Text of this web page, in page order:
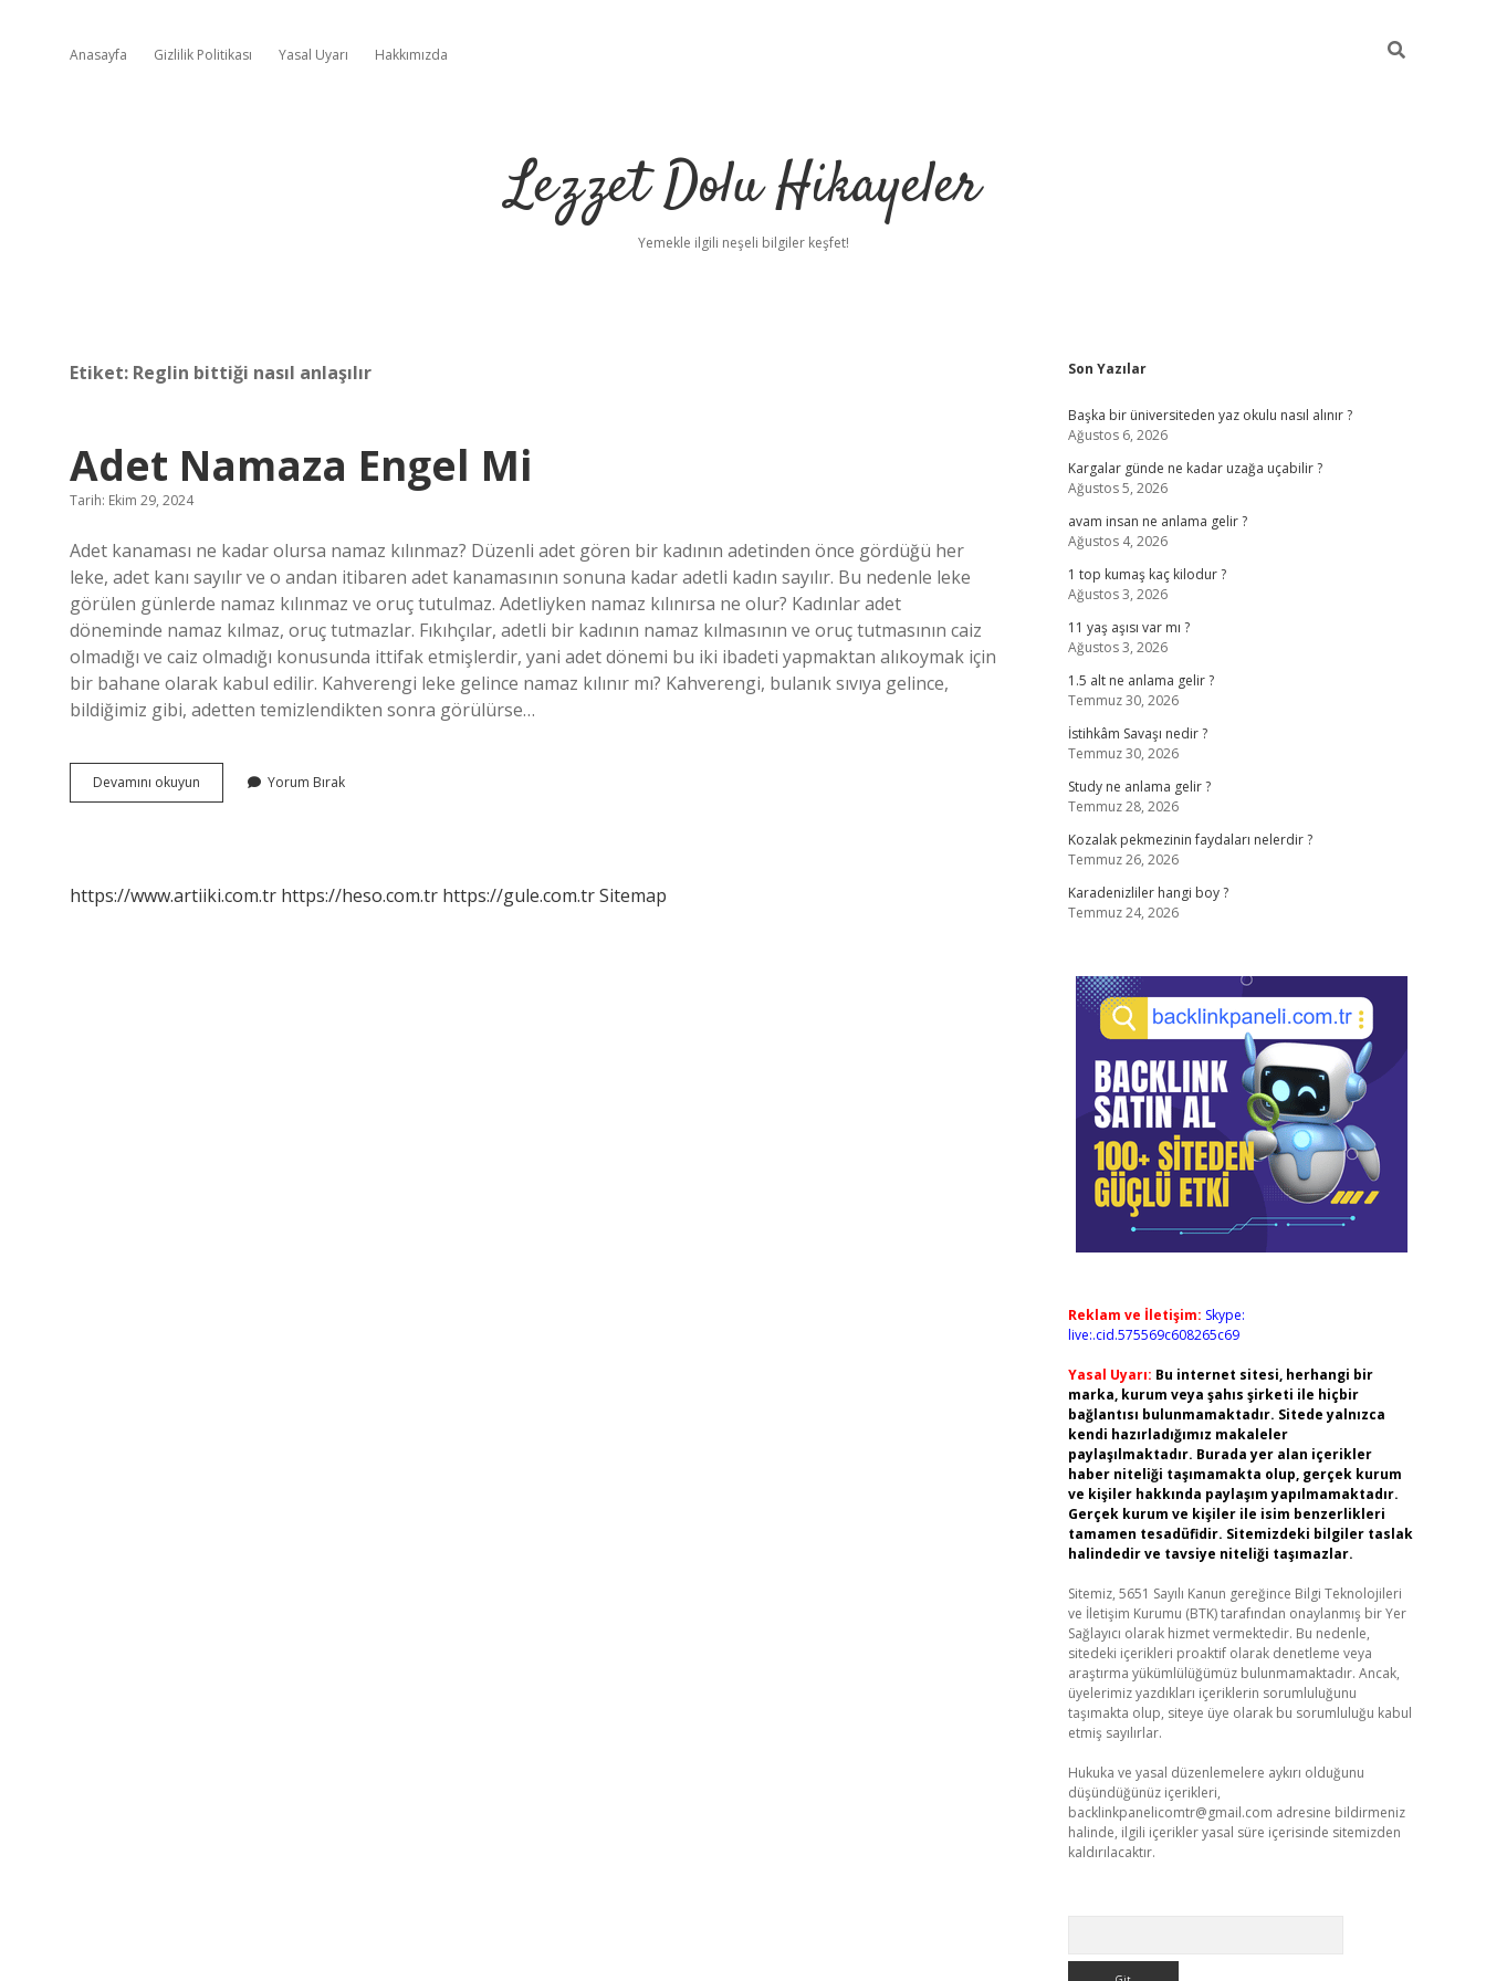
Anasayfa Gizlilik Politikası Yasal Uyarı Hakkımızda
Lezzet Dolu Hikayeler
Yemekle ilgili neşeli bilgiler keşfet!
Etiket: Reglin bittiği nasıl anlaşılır
Adet Namaza Engel Mi
Tarih: Ekim 29, 2024
Adet kanaması ne kadar olursa namaz kılınmaz? Düzenli adet gören bir kadının adetinden önce gördüğü her
leke, adet kanı sayılır ve o andan itibaren adet kanamasının sonuna kadar adetli kadın sayılır. Bu nedenle leke
görülen günlerde namaz kılınmaz ve oruç tutulmaz. Adetliyken namaz kılınırsa ne olur? Kadınlar adet
döneminde namaz kılmaz, oruç tutmazlar. Fıkıhçılar, adetli bir kadının namaz kılmasının ve oruç tutmasının caiz
olmadığı ve caiz olmadığı konusunda ittifak etmişlerdir, yani adet dönemi bu iki ibadeti yapmaktan alıkoymak için
bir bahane olarak kabul edilir. Kahverengi leke gelince namaz kılınır mı? Kahverengi, bulanık sıvıya gelince,
bildiğimiz gibi, adetten temizlendikten sonra görülürse…
Devamını okuyun
Namaza
Yorum Bırak
https://www.artiiki.com.tr https://heso.com.tr https://gule.com.trSitemap
Sidebar
Son Yazılar
Başka bir üniversiteden yaz okulu nasıl alınır ?
Ağustos 6, 2026
Kargalar günde ne kadar uzağa uçabilir ?
Ağustos 5, 2026
avam insan ne anlama gelir ?
Ağustos 4, 2026
1 top kumaş kaç kilodur ?
Ağustos 3, 2026
11 yaş aşısı var mı ?
Ağustos 3, 2026
1.5 alt ne anlama gelir ?
Temmuz 30, 2026
İstihkâm Savaşı nedir ?
Temmuz 30, 2026
Study ne anlama gelir ?
Temmuz 28, 2026
Kozalak pekmezinin faydaları nelerdir ?
Temmuz 26, 2026
Karadenizliler hangi boy ?
Temmuz 24, 2026
Reklam ve İletişim: Skype:
live:.cid.575569c608265c69
Yasal Uyarı: Bu internet sitesi, herhangi bir
marka, kurum veya şahıs şirketi ile hiçbir
bağlantısı bulunmamaktadır. Sitede yalnızca
kendi hazırladığımız makaleler
paylaşılmaktadır. Burada yer alan içerikler
haber niteliği taşımamakta olup, gerçek kurum
ve kişiler hakkında paylaşım yapılmamaktadır.
Gerçek kurum ve kişiler ile isim benzerlikleri
tamamen tesadüfidir. Sitemizdeki bilgiler taslak
halindedir ve tavsiye niteliği taşımazlar.
Sitemiz, 5651 Sayılı Kanun gereğince Bilgi Teknolojileri
ve İletişim Kurumu (BTK) tarafından onaylanmış bir Yer
Sağlayıcı olarak hizmet vermektedir. Bu nedenle,
sitedeki içerikleri proaktif olarak denetleme veya
araştırma yükümlülüğümüz bulunmamaktadır. Ancak,
üyelerimiz yazdıkları içeriklerin sorumluluğunu
taşımakta olup, siteye üye olarak bu sorumluluğu kabul
etmiş sayılırlar.
Hukuka ve yasal düzenlemelere aykırı olduğunu
düşündüğünüz içerikleri,
backlinkpanelicomtr@gmail.com adresine bildirmeniz
halinde, ilgili içerikler yasal süre içerisinde sitemizden
kaldırılacaktır.